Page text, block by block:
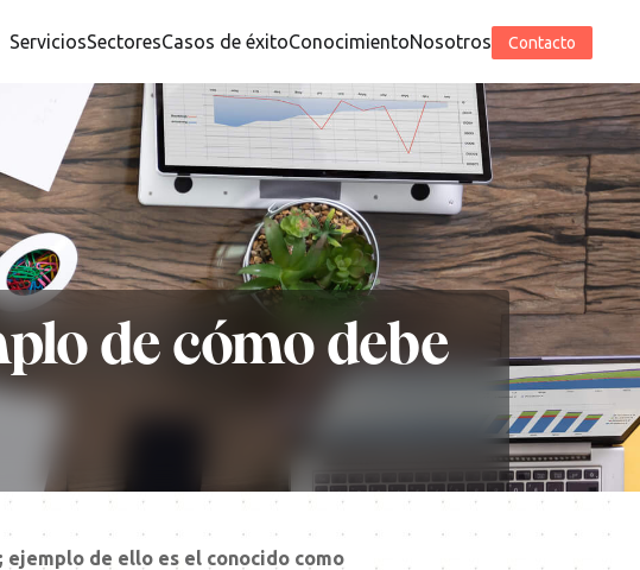
ServiciosSectoresCasos de éxitoConocimientoNosotros Contacto
de cómo debe
ejemplo de ello es el conocido como